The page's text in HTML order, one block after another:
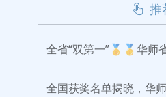
推
全省“双第一”🥇🥇华师
全国获奖名单揭晓，华